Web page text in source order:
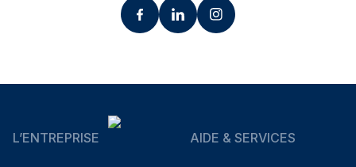
L’ENTREPRISE AIDE & SERVICES